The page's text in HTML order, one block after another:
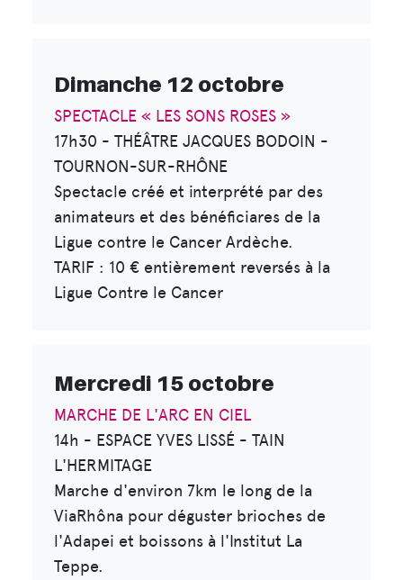
Dimanche 12 octobre
SPECTACLE « LES SONS ROSES »
17h30 - THÉÂTRE JACQUES BODOIN -
TOURNON-SUR-RHÔNE
Spectacle créé et interprété par des
animateurs et des bénéficiares de la
Ligue contre le Cancer Ardèche.
TARIF : 10 € entièrement reversés à la
Ligue Contre le Cancer
Mercredi 15 octobre
MARCHE DE L'ARC EN CIEL
14h - ESPACE YVES LISSÉ - TAIN
L'HERMITAGE
Marche d'environ 7km le long de la
ViaRhôna pour déguster brioches de
l'Adapei et boissons à l'Institut La
Teppe.